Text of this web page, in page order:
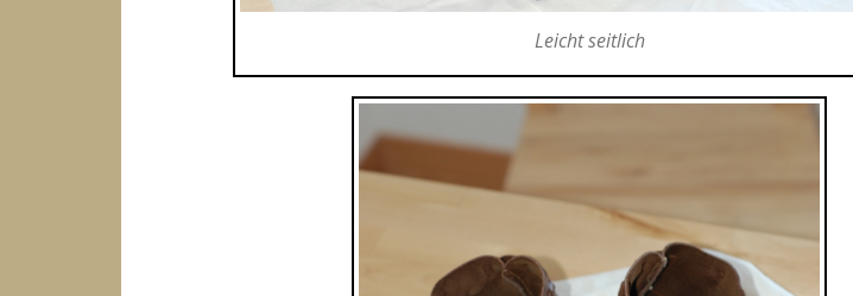
Leicht seitlich